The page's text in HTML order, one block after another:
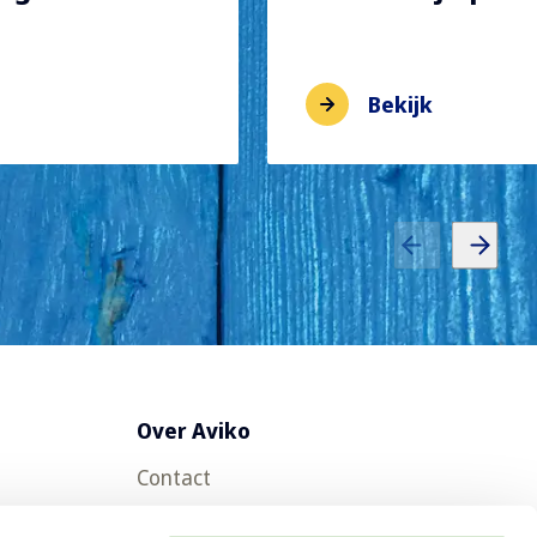
Bekijk
Over Aviko
Contact